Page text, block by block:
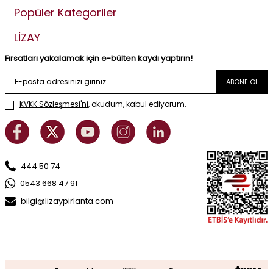
Popüler Kategoriler
LİZAY
Fırsatları yakalamak için e-bülten kaydı yaptırın!
ABONE OL
KVKK Sözleşmesi'ni, okudum, kabul ediyorum.
444 50 74
0543 668 47 91
bilgi@lizaypirlanta.com